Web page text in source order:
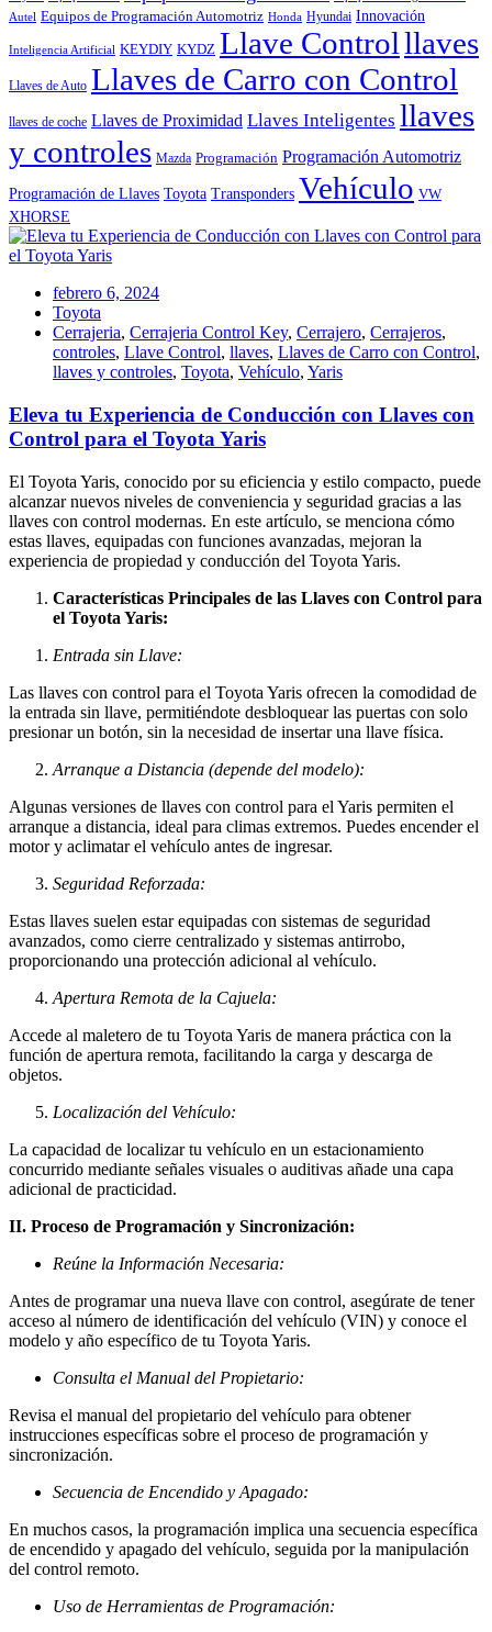
Autel Equipos de Programación Automotriz Honda Hyundai Innovación
Inteligencia Artificial KEYDIY KYDZ Llave Controlllaves
Llaves de Auto Llaves de Carro con Control
llaves de coche Llaves de Proximidad Llaves Inteligentes llaves
y controles Mazda Programación Programación Automotriz
Programación de Llaves Toyota Transponders Vehículo VW
XHORSE
febrero 6, 2024
Toyota
Cerrajeria, Cerrajeria Control Key, Cerrajero, Cerrajeros,
controles, Llave Control, llaves, Llaves de Carro con Control,
llaves y controles, Toyota, Vehículo, Yaris
Eleva tu Experiencia de Conducción con Llaves con
Control para el Toyota Yaris
El Toyota Yaris, conocido por su eficiencia y estilo compacto, puede
alcanzar nuevos niveles de conveniencia y seguridad gracias a las
llaves con control modernas. En este artículo, se menciona cómo
estas llaves, equipadas con funciones avanzadas, mejoran la
experiencia de propiedad y conducción del Toyota Yaris.
Características Principales de las Llaves con Control para
el Toyota Yaris:
Entrada sin Llave:
Las llaves con control para el Toyota Yaris ofrecen la comodidad de
la entrada sin llave, permitiéndote desbloquear las puertas con solo
presionar un botón, sin la necesidad de insertar una llave física.
Arranque a Distancia (depende del modelo):
Algunas versiones de llaves con control para el Yaris permiten el
arranque a distancia, ideal para climas extremos. Puedes encender el
motor y aclimatar el vehículo antes de ingresar.
Seguridad Reforzada:
Estas llaves suelen estar equipadas con sistemas de seguridad
avanzados, como cierre centralizado y sistemas antirrobo,
proporcionando una protección adicional al vehículo.
Apertura Remota de la Cajuela:
Accede al maletero de tu Toyota Yaris de manera práctica con la
función de apertura remota, facilitando la carga y descarga de
objetos.
Localización del Vehículo:
La capacidad de localizar tu vehículo en un estacionamiento
concurrido mediante señales visuales o auditivas añade una capa
adicional de practicidad.
II. Proceso de Programación y Sincronización:
Reúne la Información Necesaria:
Antes de programar una nueva llave con control, asegúrate de tener
acceso al número de identificación del vehículo (VIN) y conoce el
modelo y año específico de tu Toyota Yaris.
Consulta el Manual del Propietario:
Revisa el manual del propietario del vehículo para obtener
instrucciones específicas sobre el proceso de programación y
sincronización.
Secuencia de Encendido y Apagado:
En muchos casos, la programación implica una secuencia específica
de encendido y apagado del vehículo, seguida por la manipulación
del control remoto.
Uso de Herramientas de Programación: